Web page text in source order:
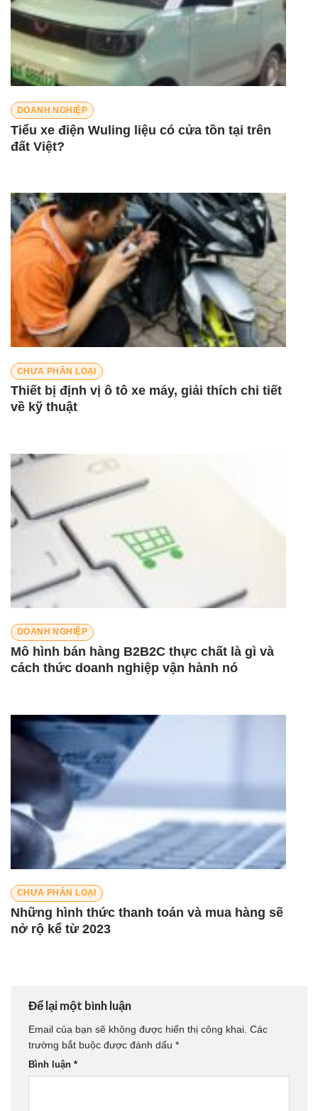
DOANH NGHIỆP
Tiểu xe điện Wuling liệu có cửa tồn tại trên
đất Việt?
CHƯA PHÂN LOẠI
Thiết bị định vị ô tô xe máy, giải thích chi tiết
về kỹ thuật
DOANH NGHIỆP
Mô hình bán hàng B2B2C thực chất là gì và
cách thức doanh nghiệp vận hành nó
CHƯA PHÂN LOẠI
Những hình thức thanh toán và mua hàng sẽ
nở rộ kể từ 2023
Để lại một bình luận
Email của bạn sẽ không được hiển thị công khai. Các
trường bắt buộc được đánh dấu *
Bình luận *